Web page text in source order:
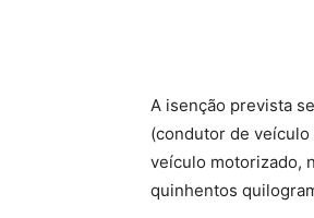
A isenção prevista
(condutor de
veículo motorizado,
quinhentos